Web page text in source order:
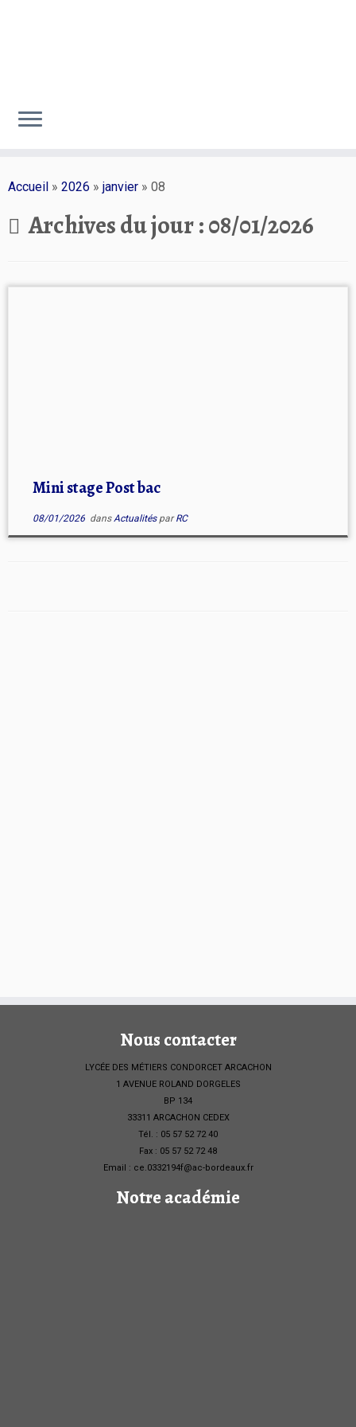
auAccueil » 2026 » janvier » 08
Archives du jour :08/01/2026
Mini stage Post bac
08/01/2026dansActualités parRC
Nous contacter
LYCÉE DES MÉTIERS CONDORCET ARCACHON
1 AVENUE ROLAND DORGELES
BP 134
33311 ARCACHON CEDEX
Tél. : 05 57 52 72 40
Fax : 05 57 52 72 48
Email : ce.0332194f@ac-bordeaux.fr
Notre académie